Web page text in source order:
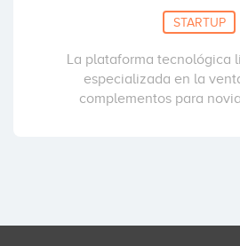
STARTUP
La plataforma tecnológica
especializada en la
complementos para